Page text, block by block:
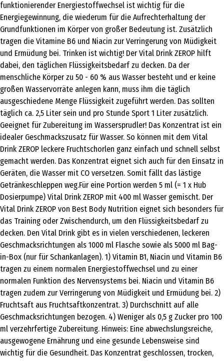
funktionierender Energiestoffwechsel ist wichtig für die
Energiegewinnung, die wiederum für die Aufrechterhaltung der
Grundfunktionen im Körper von großer Bedeutung ist. Zusätzlich
tragen die Vitamine B6 und Niacin zur Verringerung von Müdigkeit
und Ermüdung bei. Trinken ist wichtig! Der Vital Drink ZEROP hilft
dabei, den täglichen Flüssigkeitsbedarf zu decken. Da der
menschliche Körper zu 50 - 60 % aus Wasser besteht und er keine
großen Wasservorräte anlegen kann, muss ihm die täglich
ausgeschiedene Menge Flüssigkeit zugeführt werden. Das sollten
täglich ca. 2,5 Liter sein und pro Stunde Sport 1 Liter zusätzlich.
Geeignet für Zubereitung im Wassersprudler! Das Konzentrat ist ein
idealer Geschmackszusatz für Wasser. So können mit dem Vital
Drink ZEROP leckere Fruchtschorlen ganz einfach und schnell selbst
gemacht werden. Das Konzentrat eignet sich auch für den Einsatz in
Geräten, die Wasser mit CO versetzen. Somit fällt das lästige
Getränkeschleppen weg.Für eine Portion werden 5 ml (= 1 x Hub
Dosierpumpe) Vital Drink ZEROP mit 400 ml Wasser gemischt. Der
Vital Drink ZEROP von Best Body Nutrition eignet sich besonders für
das Training oder Zwischendurch, um den Flüssigkeitsbedarf zu
decken. Den Vital Drink gibt es in vielen verschiedenen, leckeren
Geschmacksrichtungen als 1000 ml Flasche sowie als 5000 ml Bag-
in-Box (nur für Schankanlagen). 1) Vitamin B1, Niacin und Vitamin B6
tragen zu einem normalen Energiestoffwechsel und zu einer
normalen Funktion des Nervensystems bei. Niacin und Vitamin B6
tragen zudem zur Verringerung von Müdigkeit und Ermüdung bei. 2)
Fruchtsaft aus Fruchtsaftkonzentrat. 3) Durchschnitt auf alle
Geschmacksrichtungen bezogen. 4) Weniger als 0,5 g Zucker pro 100
ml verzehrfertige Zubereitung. Hinweis: Eine abwechslungsreiche,
ausgewogene Ernährung und eine gesunde Lebensweise sind
wichtig für die Gesundheit. Das Konzentrat geschlossen, trocken,